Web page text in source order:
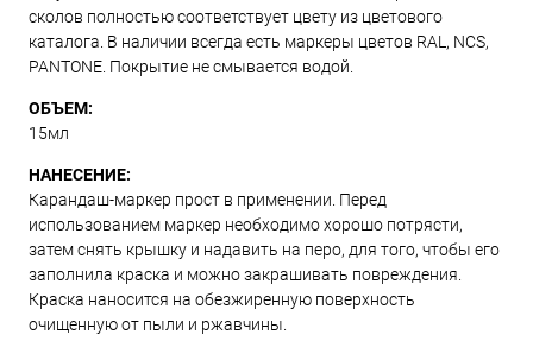
сколов полностью соответствует цвету из цветового
каталога. В наличии всегда есть маркеры цветов RAL, NCS,
PANTONE. Покрытие не смывается водой.
ОБЪЕМ:
15мл
НАНЕСЕНИЕ:
Карандаш-маркер прост в применении. Перед
использованием маркер необходимо хорошо потрясти,
затем снять крышку и надавить на перо, для того, чтобы его
заполнила краска и можно закрашивать повреждения.
Краска наносится на обезжиренную поверхность
очищенную от пыли и ржавчины.